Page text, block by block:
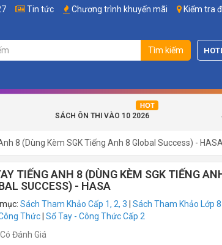
Tin tức Chương trình khuyến mãi Kiểm tra
Tìm kiếm
SÁCH ÔN THI VÀO 10 2026
8 (Dùng Kèm SGK Tiếng Anh 8 Global Success) - HASA
TIẾNG ANH 8 (DÙNG KÈM SGK TIẾNG
SUCCESS) - HASA
Sách Tham Khảo Cấp 1, 2, 3 |Sách Tham Khảo Lớp 8
Thức |Sổ Tay - Công Thức Cấp 2
Đánh Giá